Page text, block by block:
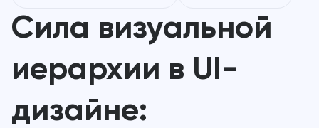
Сила визуальной
иерархии в UI-
дизайне: